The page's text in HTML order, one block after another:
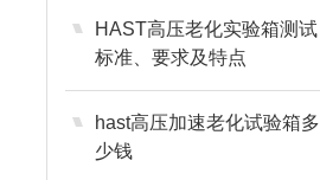
HAST高压老化实验箱测试
标准、要求及特点
hast高压加速老化试验箱多
少钱